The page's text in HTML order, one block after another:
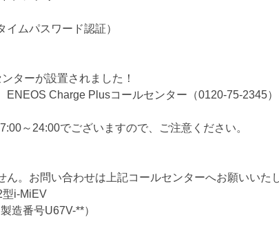
イムパスワード認証）
ターが設置されました！
ENEOS Charge Plusコールセンター（0120-75-2345
～24:00でございますので、ご注意ください。
ん。お問い合わせは上記コールセンターへお願いいた
型i-MiEV
造番号U67V-**）